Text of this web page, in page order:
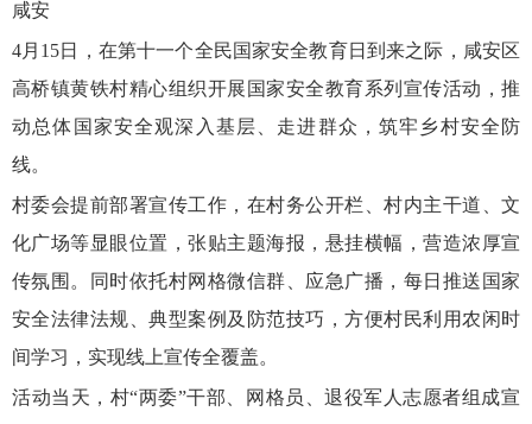
咸安
4月15日，在第十一个全民国家安全教育日到来之际，咸安区
高桥镇黄铁村精心组织开展国家安全教育系列宣传活动，推
动总体国家安全观深入基层、走进群众，筑牢乡村安全防
线。
村委会提前部署宣传工作，在村务公开栏、村内主干道、文
化广场等显眼位置，张贴主题海报，悬挂横幅，营造浓厚宣
传氛围。同时依托村网格微信群、应急广播，每日推送国家
安全法律法规、典型案例及防范技巧，方便村民利用农闲时
间学习，实现线上宣传全覆盖。
活动当天，村“两委”干部、网格员、退役军人志愿者组成宣